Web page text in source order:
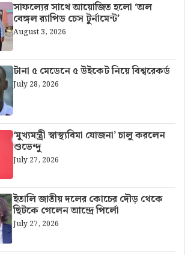
সাফল্যের সাথে আয়োজিত হলো ‘অল
বেঙ্গল র‍্যাপিড চেস টুর্নামেন্ট’
August 3, 2026
টানা ৫ মেডেনে ৫ উইকেট নিয়ে বিশ্বরেকর্ড
July 28, 2026
‘মুখ্যমন্ত্রী স্বাস্থ্যবিমা যোজনা’ চালু করলেন
শুভেন্দু
July 27, 2026
ইতালি জাতীয় দলের কোচের দৌড় থেকে
ছিটকে গেলেন আন্দ্রে পির্লো
July 27, 2026